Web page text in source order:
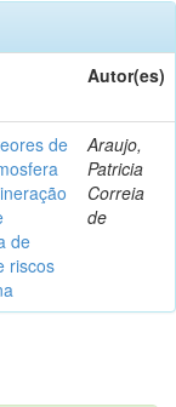
Autor(es)
de
de
riscos
Araujo,
Patricia
Correia
de